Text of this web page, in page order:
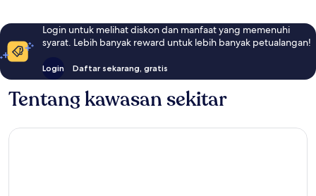
Login untuk melihat diskon dan manfaat yang memenuhi
syarat. Lebih banyak reward untuk lebih banyak petualangan!
Login Daftar sekarang, gratis
Tentang kawasan sekitar